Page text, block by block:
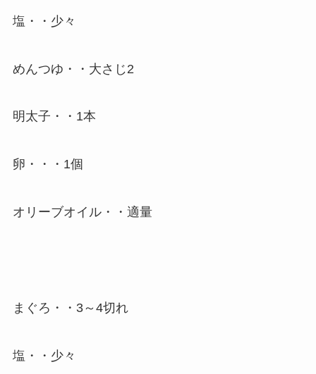
塩・・少々
めんつゆ・・大さじ2
明太子・・1本
卵・・・1個
オリーブオイル・・適量
まぐろ・・3～4切れ
塩・・少々